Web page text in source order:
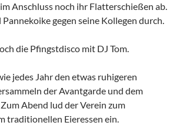
Anschluss noch ihr Flatterschießen ab.
gegen seine Kollegen durch.
die Pfingstdisco mit DJ Tom.
jedes Jahr den etwas ruhigeren
der Avantgarde und dem
Abend lud der Verein zum
traditionellen Eieressen ein.